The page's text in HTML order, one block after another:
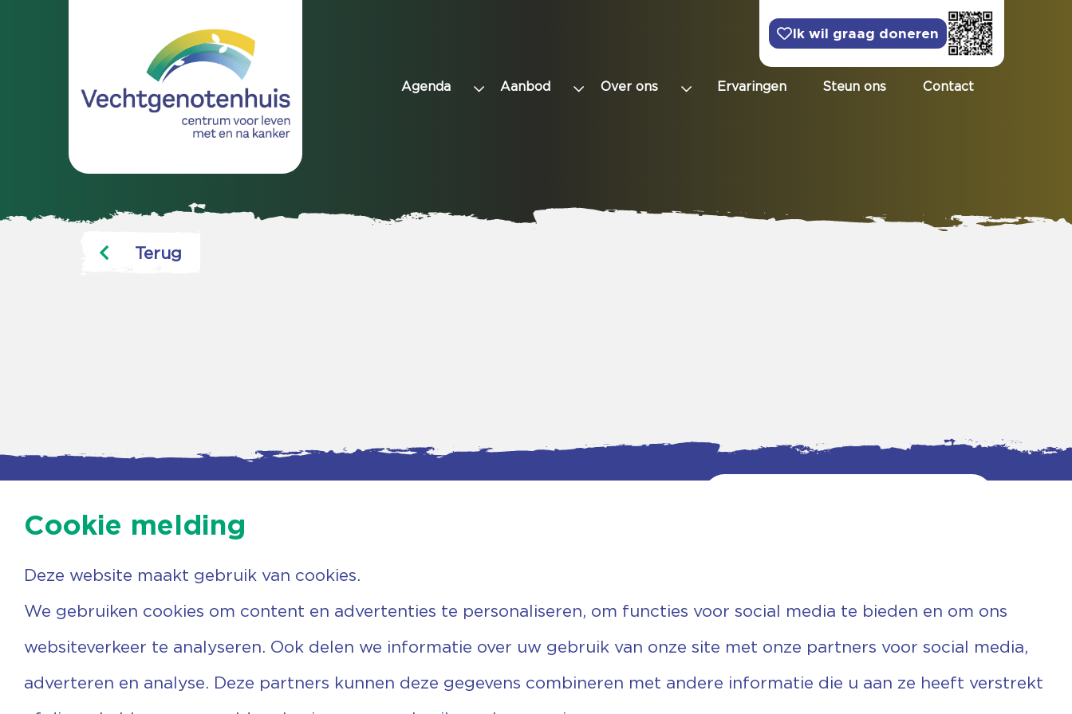
Ik wil graag doneren
Agenda Aanbod Over ons Ervaringen Steun ons Contact
Terug
Agenda
Nieuwsbrief
Vrijwilligers
Steun ons
Contactgegevens
7731 PA Ommen
0529 455 767
info@vechtgenoten.nl
Fiscaal: 819280288
Rek.nr: NL85RABO0127579230
Cookie melding
Deze website maakt gebruik van cookies.
We gebruiken cookies om content en advertenties te personaliseren, om functies voor social media te bieden en om ons
websiteverkeer te analyseren. Ook delen we informatie over uw gebruik van onze site met onze partners voor social media,
adverteren en analyse. Deze partners kunnen deze gegevens combineren met andere informatie die u aan ze heeft verstrekt